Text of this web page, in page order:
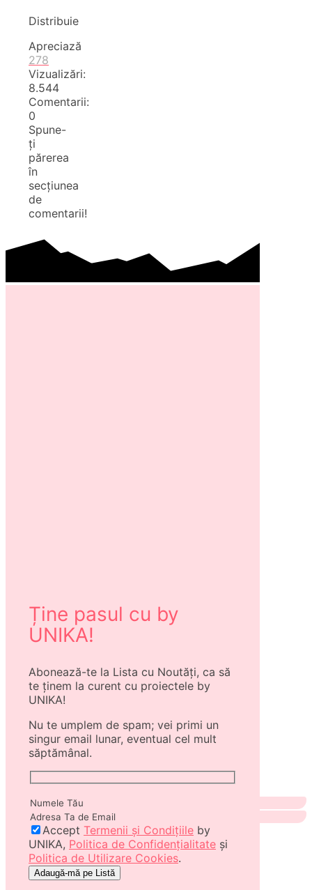
Distribuie
Apreciază
278
Vizualizări:
8.544
Comentarii:
0
Spune-
ți
părerea
în
secțiunea
de
comentarii!
Ține pasul cu by
UNIKA!
Abonează-te la Lista cu Noutăți, ca să
te ținem la curent cu proiectele by
UNIKA!
Nu te umplem de spam; vei primi un
singur email lunar, eventual cel mult
săptămânal.
Accept Termenii și Condițiile by
UNIKA, Politica de Confidențialitate și
Politica de Utilizare Cookies.